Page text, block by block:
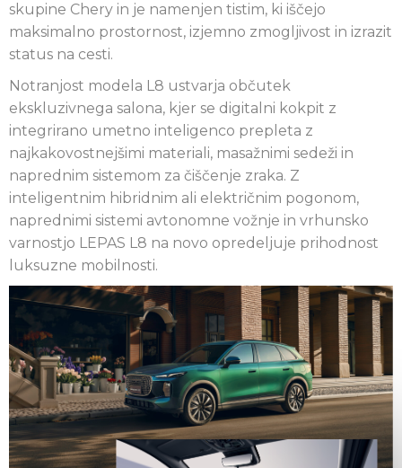
skupine Chery in je namenjen tistim, ki iščejo
maksimalno prostornost, izjemno zmogljivost in izrazit
status na cesti.
Notranjost modela L8 ustvarja občutek
ekskluzivnega salona, kjer se digitalni kokpit z
integrirano umetno inteligenco prepleta z
najkakovostnejšimi materiali, masažnimi sedeži in
naprednim sistemom za čiščenje zraka. Z
inteligentnim hibridnim ali električnim pogonom,
naprednimi sistemi avtonomne vožnje in vrhunsko
varnostjo LEPAS L8 na novo opredeljuje prihodnost
luksuzne mobilnosti.